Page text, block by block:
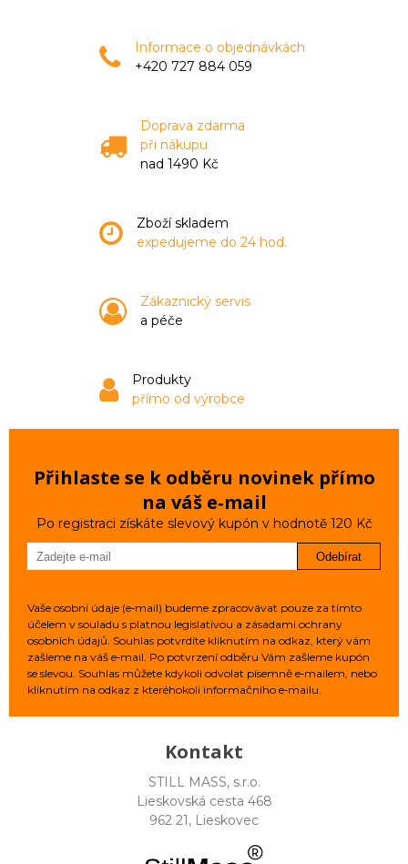
Informace o objednávkách
+420 727 884 059
Doprava zdarma
při nákupu
nad 1490 Kč
Zboží skladem
expedujeme do 24 hod.
Zákaznický servis
a péče
Produkty
přímo od výrobce
Přihlaste se k odběru novinek přímo
na váš e‑mail
Po registraci získáte slevový kupón v hodnotě 120 Kč
Odebírat
Vaše osobní údaje (e‑mail) budeme zpracovávat pouze za tímto
účelem v souladu s platnou legislativou a zásadami ochrany
osobních údajů. Souhlas potvrdíte kliknutím na odkaz, který vám
zašleme na váš e‑mail. Po potvrzení odběru Vám zašleme kupón
se slevou. Souhlas můžete kdykoli odvolat písemně e‑mailem, nebo
kliknutím na odkaz z kteréhokoli informačního e‑mailu.
Kontakt
STILL MASS, s.r.o.
Lieskovská cesta 468
962 21, Lieskovec